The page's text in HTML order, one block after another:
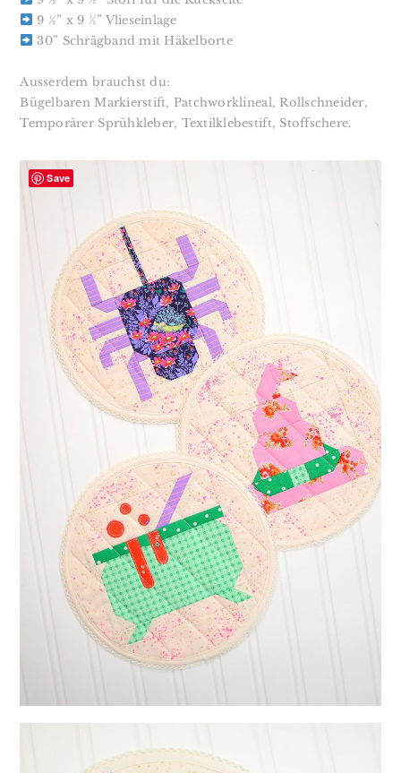
9 ½” x 9 ½” Vlieseinlage
30” Schrägband mit Häkelborte
Ausserdem brauchst du:⁣⁣⁣⁣⁣⁣
Bügelbaren Markierstift, Patchworklineal, Rollschneider,
Temporärer Sprühkleber, Textilklebestift, Stoffschere.
Save